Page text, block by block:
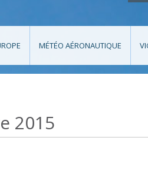
MÉTÉO AÉRONAUTIQUE
2015